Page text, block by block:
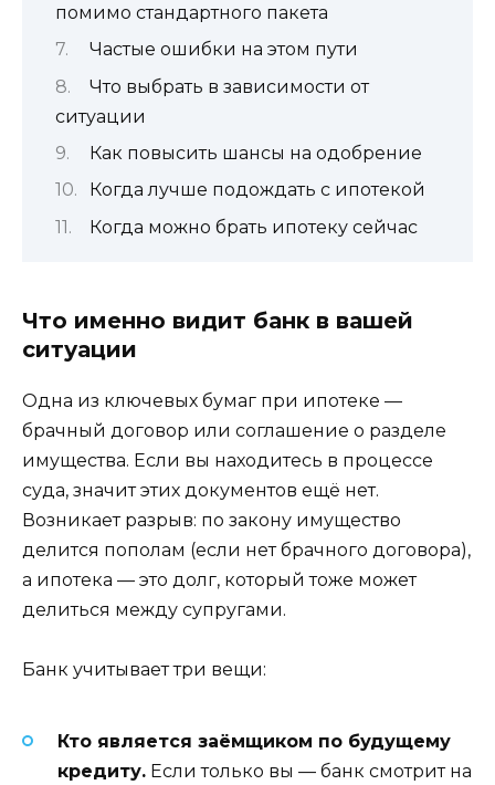
помимо стандартного пакета
Частые ошибки на этом пути
Что выбрать в зависимости от
ситуации
Как повысить шансы на одобрение
Когда лучше подождать с ипотекой
Когда можно брать ипотеку сейчас
Что именно видит банк в вашей
ситуации
Одна из ключевых бумаг при ипотеке —
брачный договор или соглашение о разделе
имущества. Если вы находитесь в процессе
суда, значит этих документов ещё нет.
Возникает разрыв: по закону имущество
делится пополам (если нет брачного договора),
а ипотека — это долг, который тоже может
делиться между супругами.
Банк учитывает три вещи:
Кто является заёмщиком по будущему
кредиту. Если только вы — банк смотрит на